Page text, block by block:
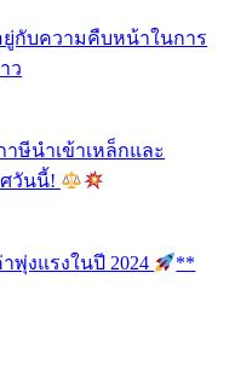
กับความคืบหน้าในการ
ว
ษีนำเข้าเหล็กและ
ศวันนี้!
งแรงในปี 2024
**